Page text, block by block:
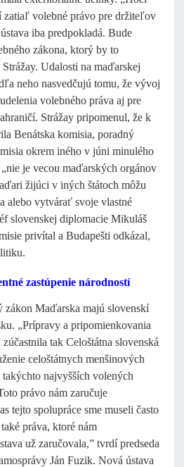
volebné právo pre držiteľov
iba predpokladá. Bude
zákona, ktorý by to
Udalosti na maďarskej
neho nasvedčujú tomu, že vývoj
volebného práva aj pre
Strážay pripomenul, že k
Benátska komisia, poradný
okrem iného v júni minulého
je vecou maďarských orgánov
žijúci v iných štátoch môžu
alebo vytvárať svoje vlastné
slovenskej diplomacie Mikuláš
privítal a Budapešti odkázal,
zastúpenie národností
zákon Maďarska majú slovenskí
„Prípravy a pripomienkovania
tak Celoštátna slovenská
celoštátnych menšinových
takýchto najvyšších volených
právo nám zaručuje
tejto spolupráce sme museli často
práva, ktoré nám
už zaručovala,” tvrdí predseda
Ján Fuzik. Nová ústava